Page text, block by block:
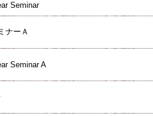
Seminar
ナーＡ
Seminar A